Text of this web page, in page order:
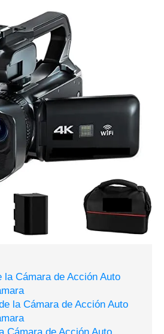
Cámara de Acción Auto
la Cámara de Acción Auto